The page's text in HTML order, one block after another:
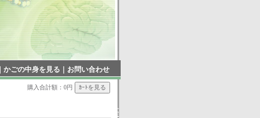
かごの中身を見る お問い合わせ
購入合計額：0円
▲
戻